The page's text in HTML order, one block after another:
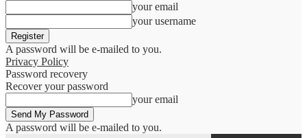
your email
your username
A password will be e-mailed to you.
Privacy Policy
Password recovery
Recover your password
your email
A password will be e-mailed to you.